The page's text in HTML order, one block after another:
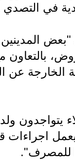
في التصدي
الخارجة عن
يتواجدون
اجراءات
للمصرف".